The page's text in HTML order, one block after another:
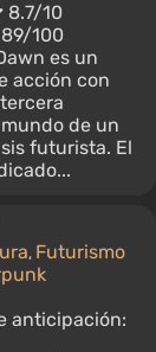
8.7/10
89/100
es un
acción con
de un
futurista. El
, Futurismo
anticipación: